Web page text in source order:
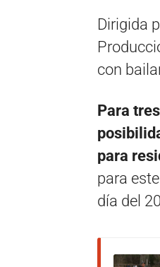
Dirigida
con
Para
para
para
día del